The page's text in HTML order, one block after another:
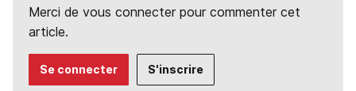
Merci de vous connecter pour commenter cet
article.
Se connecter S'inscrire